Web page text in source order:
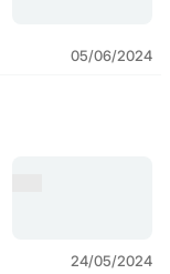
05/06/2024
24/05/2024